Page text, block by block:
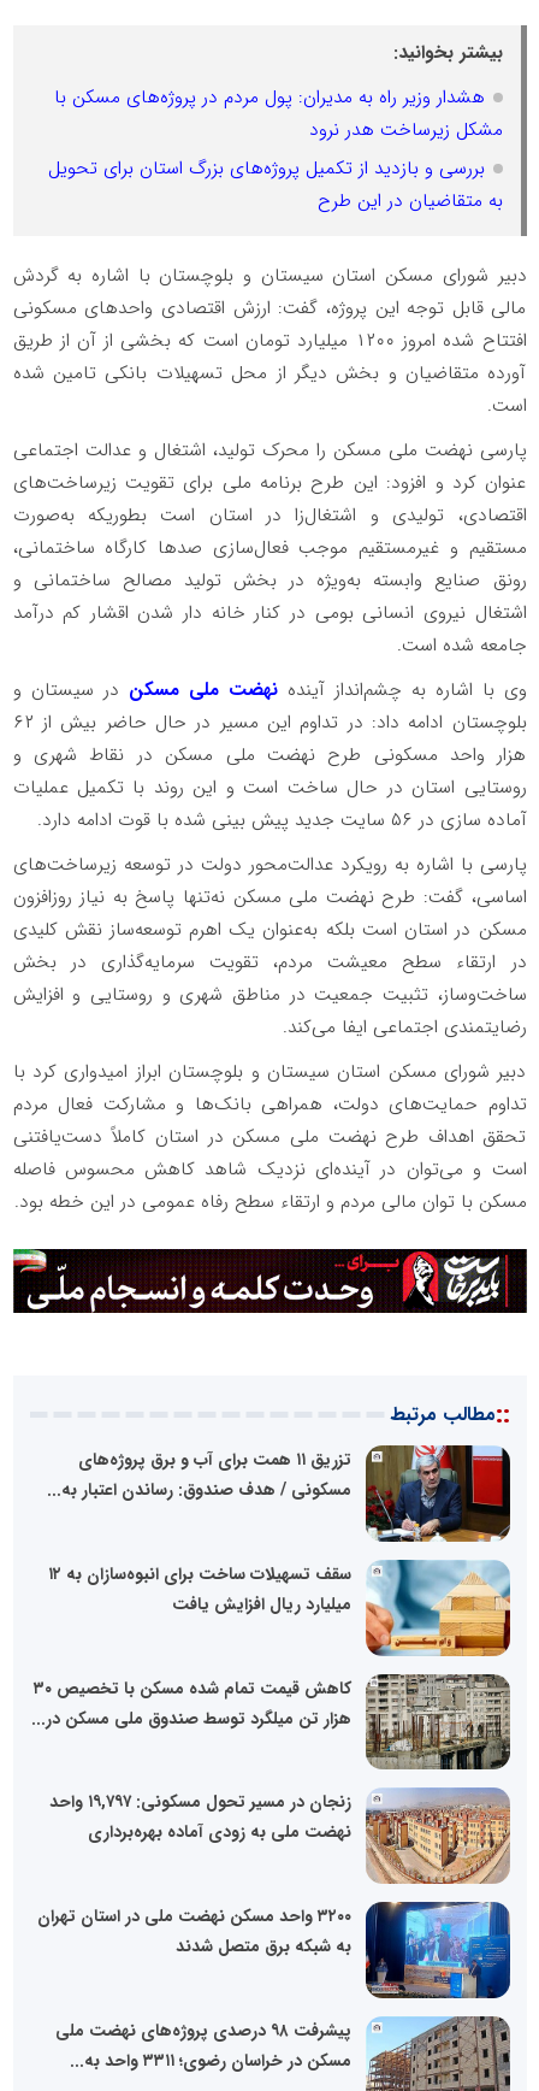
بیشتر بخوانید:
هشدار وزیر راه به مدیران: پول مردم در پروژه‌های مسکن با
مشکل زیرساخت هدر نرود
بررسی و بازدید از تکمیل پروژه‌های بزرگ استان برای تحویل
به متقاضیان در این طرح
دبیر شورای مسکن استان سیستان و بلوچستان با اشاره به گردش
مالی قابل توجه این پروژه، گفت: ارزش اقتصادی واحدهای مسکونی
افتتاح شده امروز ۱۲۰۰ میلیارد تومان است که بخشی از آن از طریق
آورده متقاضیان و بخش دیگر از محل تسهیلات بانکی تامین شده
است.
پارسی نهضت ملی مسکن را محرک تولید، اشتغال و عدالت اجتماعی
عنوان کرد و افزود: این طرح برنامه ملی برای تقویت زیرساخت‌های
اقتصادی، تولیدی و اشتغال‌زا در استان است بطوریکه به‌صورت
مستقیم و غیرمستقیم موجب فعال‌سازی صدها کارگاه ساختمانی،
رونق صنایع وابسته به‌ویژه در بخش تولید مصالح ساختمانی و
اشتغال نیروی انسانی بومی در کنار خانه دار شدن اقشار کم درآمد
جامعه شده است.
وی با اشاره به چشم‌انداز آینده نهضت ملی مسکن در سیستان و
بلوچستان ادامه داد: در تداوم این مسیر در حال حاضر بیش از ۶۲
هزار واحد مسکونی طرح نهضت ملی مسکن در نقاط شهری و
روستایی استان در حال ساخت است و این روند با تکمیل عملیات
آماده سازی در ۵۶ سایت جدید پیش بینی شده با قوت ادامه دارد.
پارسی با اشاره به رویکرد عدالت‌محور دولت در توسعه زیرساخت‌های
اساسی، گفت: طرح نهضت ملی مسکن نه‌تنها پاسخ به نیاز روزافزون
مسکن در استان است بلکه به‌عنوان یک اهرم توسعه‌ساز نقش کلیدی
در ارتقاء سطح معیشت مردم، تقویت سرمایه‌گذاری در بخش
ساخت‌وساز، تثبیت جمعیت در مناطق شهری و روستایی و افزایش
رضایتمندی اجتماعی ایفا می‌کند.
دبیر شورای مسکن استان سیستان و بلوچستان ابراز امیدواری کرد با
تداوم حمایت‌های دولت، همراهی بانک‌ها و مشارکت فعال مردم
تحقق اهداف طرح نهضت ملی مسکن در استان کاملاً دست‌یافتنی
است و می‌توان در آینده‌ای نزدیک شاهد کاهش محسوس فاصله
مسکن با توان مالی مردم و ارتقاء سطح رفاه عمومی در این خطه بود.
::مطالب مرتبط
تزریق ۱۱ همت برای آب و برق پروژه‌های
مسکونی / هدف صندوق: رساندن اعتبار به...
سقف تسهیلات ساخت برای انبوه‌سازان به ۱۲
میلیارد ریال افزایش یافت
کاهش قیمت تمام شده مسکن با تخصیص ۳۰
هزار تن میلگرد توسط صندوق ملی مسکن در...
زنجان در مسیر تحول مسکونی: ۱۹,۷۹۷ واحد
نهضت ملی به زودی آماده بهره‌برداری
۳۲۰۰ واحد مسکن نهضت ملی در استان تهران
به شبکه برق متصل شدند
پیشرفت ۹۸ درصدی پروژه‌های نهضت ملی
مسکن در خراسان رضوی؛ ۳۳۱۱ واحد به...